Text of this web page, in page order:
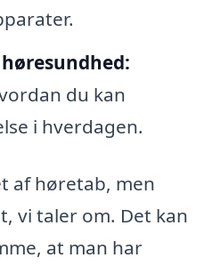
du kan
i hverdagen.
af høretab, men
vi taler om. Det kan
at man har